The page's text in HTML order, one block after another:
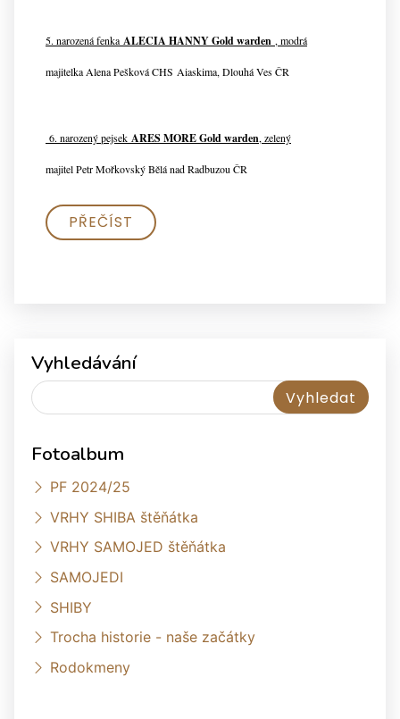
5. narozená fenkaALECIA HANNY Gold warden , modrá
majitelka Alena Pešková CHS Aiaskima, Dlouhá Ves ČR
6. narozený pejsek ARES MORE Gold warden, zelený
majitel Petr Mořkovský Bělá nad Radbuzou ČR
PŘEČÍST
Vyhledávání
Fotoalbum
PF 2024/25
VRHY SHIBA štěňátka
VRHY SAMOJED štěňátka
SAMOJEDI
SHIBY
Trocha historie - naše začátky
Rodokmeny